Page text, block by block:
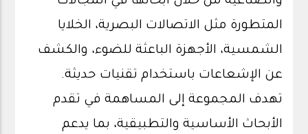
المتطورة مثل الاتصالات البصرية، الخلايا
الشمسية، الأجهزة الباعثة للضوء، والكشف
عن الإشعاعات باستخدام تقنيات حديثة.
تهدف المجموعة إلى المساهمة في تقدم
الأبحاث الأساسية والتطبيقية، بما يدعم